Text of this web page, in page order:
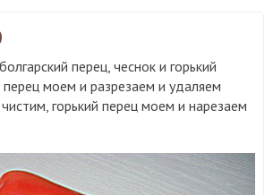
перец, чеснок и горький
перец моем и разрезаем и удаляем
горький перец моем и нарезаем